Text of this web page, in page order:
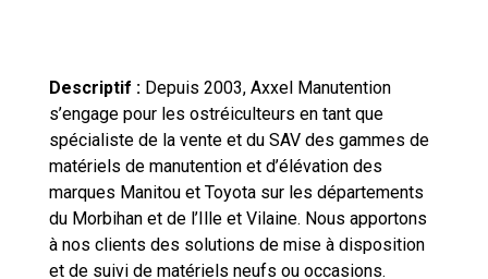
Descriptif : Depuis 2003, Axxel Manutention
s’engage pour les ostréiculteurs en tant que
spécialiste de la vente et du SAV des gammes de
matériels de manutention et d’élévation des
marques Manitou et Toyota sur les départements
du Morbihan et de l’Ille et Vilaine. Nous apportons
à nos clients des solutions de mise à disposition
et de suivi de matériels neufs ou occasions.